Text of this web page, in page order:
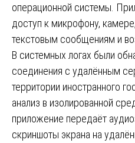
операционной системы.
доступ к микрофону,
текстовым сообщениям и
В системных логах были
соединения с удалённым
территории иностранного
анализ в изолированной
приложение передаёт
скриншоты экрана на